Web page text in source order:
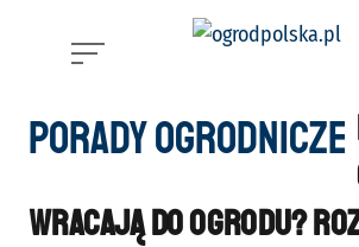
Kategoria
Porady ogrodnicze
wracają do ogrodu?